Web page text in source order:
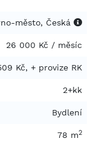
město, Česká
26 000 Kč / měsíc
Kč, + provize RK
2+kk
Bydlení
78 m2